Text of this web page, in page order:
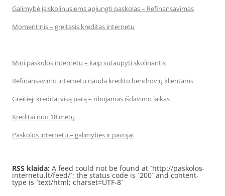
Galimybė įsiskolinusiems apjungti paskolas – Refinansavimas
Momentinis – greitasis kreditas internetu
Mini paskolos internetu – kaip sutaupyti skolinantis
Refinansavimo internetu nauda kredito bendrovių klientams
Greitieji kreditai visą parą – ribojamas išdavimo laikas
Kreditai nuo 18 metų
Paskolos internetu – galimybės ir pavojai
RSS klaida: A feed could not be found at `http://paskolos-
internetu.lt/feed/`; the status code is `200` and content-
type is `text/html; charset=UTF-8`